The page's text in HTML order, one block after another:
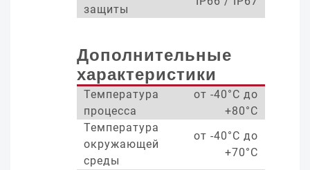
защиты
Дополнительные
характеристики
Температура
процесса
от -40°С до
+80°С
Температура
окружающей
среды
от -40°С до
+70°С